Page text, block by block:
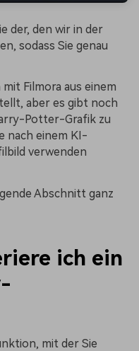
der, den wir in der
sodass Sie genau
Filmora aus einem
aber es gibt noch
Potter-Grafik zu
nach einem KI-
verwenden
Abschnitt ganz
ich ein
mit der Sie